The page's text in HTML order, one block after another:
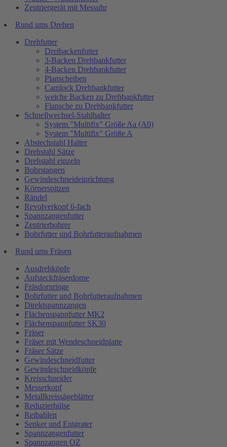
Zentriergerät mit Messuhr
Rund ums Drehen
Drehfutter
Dreibackenfutter
3-Backen Drehbankfutter
4-Backen Drehbankfutter
Planscheiben
Camlock Drehbankfutter
weiche Backen zu Drehbankfutter
Flansche zu Drehbankfutter
Schnellwechsel-Stahlhalter
System "Multifix" Größe Aa (A0)
System "Multifix" Größe A
Abstechstahl Halter
Drehstahl Sätze
Drehstahl einzeln
Bohrstangen
Gewindeschneideinrichtung
Körnerspitzen
Rändel
Revolverkopf 6-fach
Spannzangenfutter
Zentrierbohrer
Bohrfutter und Bohrfutteraufnahmen
Rund ums Fräsen
Ausdrehköpfe
Aufsteckfräserdorne
Fräsdornringe
Bohrfutter und Bohrfutteraufnahmen
Direktspannzangen
Flächenspannfutter MK2
Flächenspannfutter SK30
Fräser
Fräser mit Wendeschneidplatte
Fräser Sätze
Gewindeschneidfutter
Gewindeschneidköpfe
Kreisschneider
Messerkopf
Metallkreissägeblätter
Reduzierhülse
Reibahlen
Senker und Entgrater
Spannzangenfutter
Spannzangen OZ